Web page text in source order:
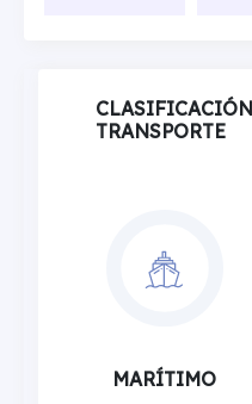
TRANSPORTE
MARÍTIMO